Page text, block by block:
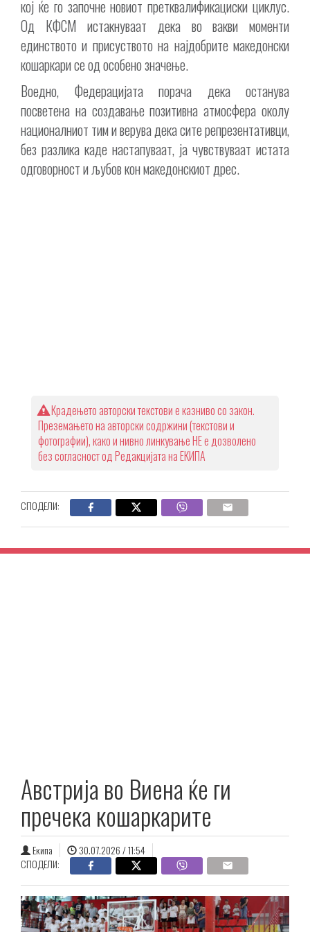
кој ќе го започне новиот претквалификациски циклус.
Од КФСМ истакнуваат дека во вакви моменти
единството и присуството на најдобрите македонски
кошаркари се од особено значење.
Воедно, Федерацијата порача дека останува
посветена на создавање позитивна атмосфера околу
националниот тим и верува дека сите репрезентативци,
без разлика каде настапуваат, ја чувствуваат истата
одговорност и љубов кон македонскиот дрес.
Крадењето авторски текстови е казниво со закон.
Преземањето на авторски содржини (текстови и
фотографии), како и нивно линкување НЕ е дозволено
без согласност од Редакцијата на ЕКИПА
СПОДЕЛИ:
Австрија во Виена ќе ги
пречека кошаркарите
Екипа
30.07.2026 / 11:54
СПОДЕЛИ: